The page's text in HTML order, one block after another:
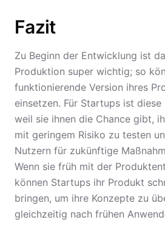
Fazit
Zu Beginn der Entwicklung ist
Produktion super wichtig; so
funktionierende Version ihres
einsetzen. Für Startups ist
weil sie ihnen die Chance gibt,
mit geringem Risiko zu testen
Nutzern für zukünftige
Wenn sie früh mit der
können Startups ihr Produkt
bringen, um ihre Konzepte zu
gleichzeitig nach frühen